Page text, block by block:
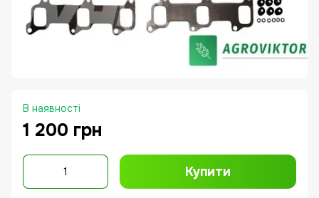
В наявності
1 200 грн
Купити